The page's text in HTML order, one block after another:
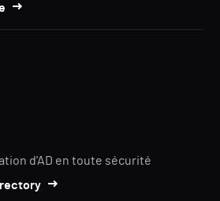
d'AD en toute sécurité